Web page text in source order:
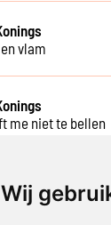
Wij
vlam
me niet te bellen
je leven nooit